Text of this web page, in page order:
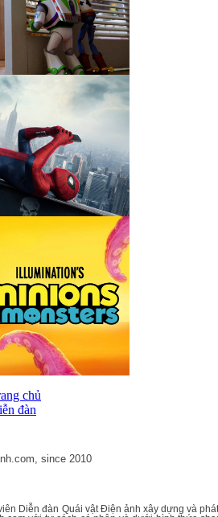
chủ
đàn
since 2010
Diễn đàn Quái vật Điện ảnh xây dựng và